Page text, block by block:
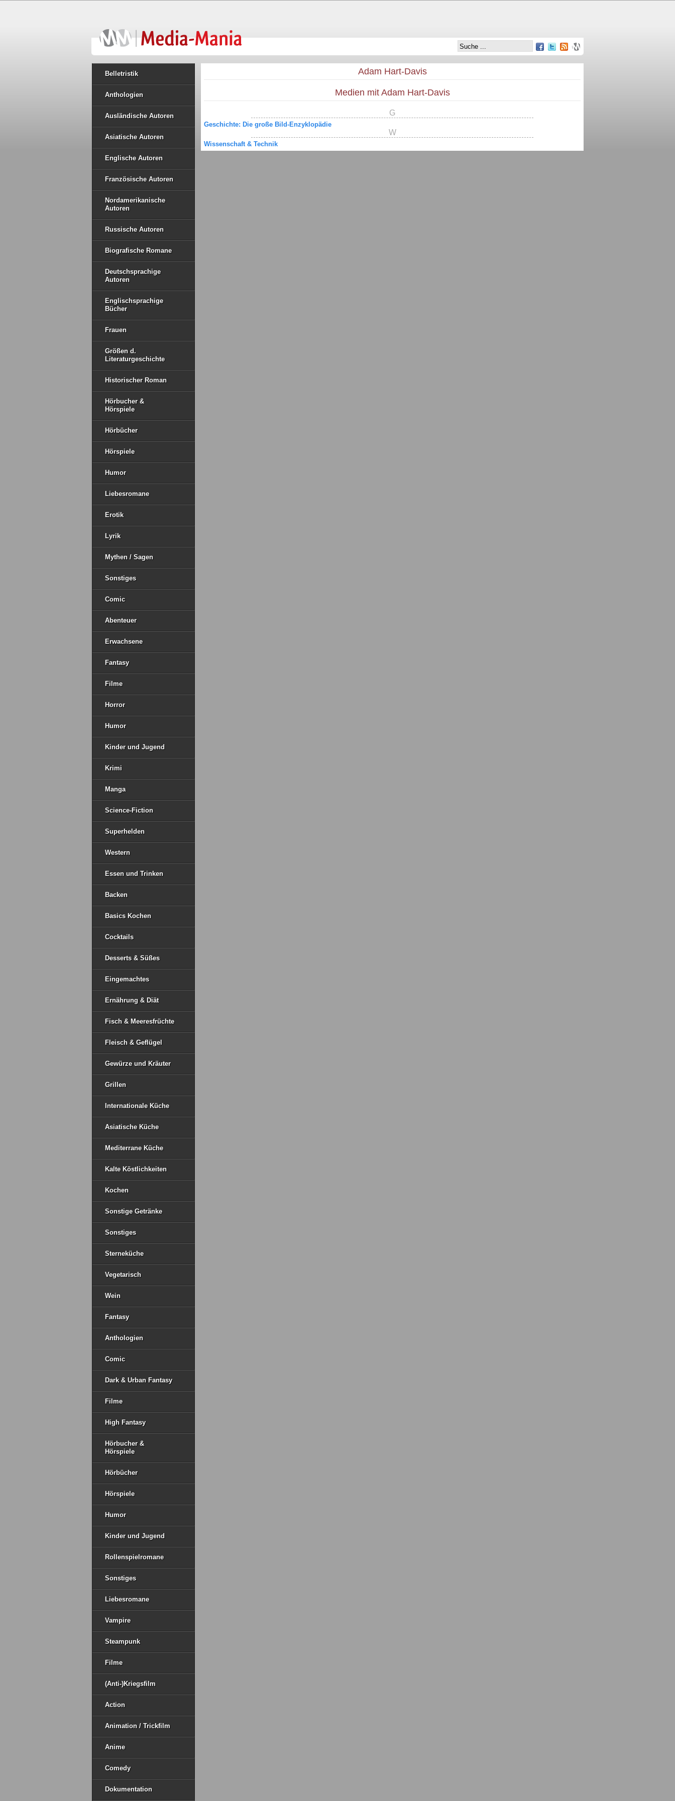
Belletristik
Anthologien
Ausländische Autoren
Asiatische Autoren
Englische Autoren
Französische Autoren
Nordamerikanische
Autoren
Russische Autoren
Biografische Romane
Deutschsprachige
Autoren
Englischsprachige
Bücher
Frauen
Größen d.
Literaturgeschichte
Historischer Roman
Hörbucher &
Hörspiele
Hörbücher
Hörspiele
Humor
Liebesromane
Erotik
Lyrik
Mythen / Sagen
Sonstiges
Comic
Abenteuer
Erwachsene
Fantasy
Filme
Horror
Humor
Kinder und Jugend
Krimi
Manga
Science-Fiction
Superhelden
Western
Essen und Trinken
Backen
Basics Kochen
Cocktails
Desserts & Süßes
Eingemachtes
Ernährung & Diät
Fisch & Meeresfrüchte
Fleisch & Geflügel
Gewürze und Kräuter
Grillen
Internationale Küche
Asiatische Küche
Mediterrane Küche
Kalte Köstlichkeiten
Kochen
Sonstige Getränke
Sonstiges
Sterneküche
Vegetarisch
Wein
Fantasy
Anthologien
Comic
Dark & Urban Fantasy
Filme
High Fantasy
Hörbucher &
Hörspiele
Hörbücher
Hörspiele
Humor
Kinder und Jugend
Rollenspielromane
Sonstiges
Liebesromane
Vampire
Steampunk
Filme
(Anti-)Kriegsfilm
Action
Animation / Trickfilm
Anime
Comedy
Dokumentation
Adam Hart-Davis
Medien mit Adam Hart-Davis
G
Geschichte: Die große Bild-Enzyklopädie
W
Wissenschaft & Technik